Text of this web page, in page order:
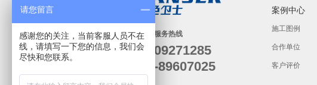
24小时服务热线
19909271285
029-89607025
案例中心
施工图例
合作单位
客户评价
请您留言
感谢您的关注，当前客服人员不在
线，请填写一下您的信息，我们会
尽快和您联系。